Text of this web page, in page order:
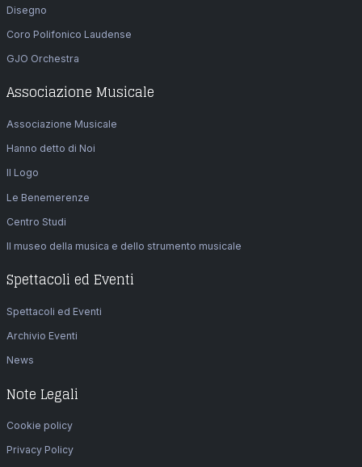
Disegno
Coro Polifonico Laudense
GJO Orchestra
Associazione Musicale
Associazione Musicale
Hanno detto di Noi
Il Logo
Le Benemerenze
Centro Studi
Il museo della musica e dello strumento musicale
Spettacoli ed Eventi
Spettacoli ed Eventi
Archivio Eventi
News
Note Legali
Cookie policy
Privacy Policy